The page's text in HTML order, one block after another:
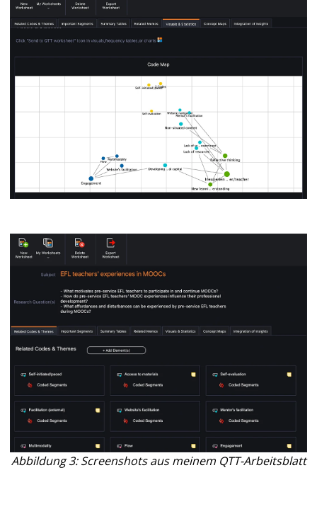
Abbildung 3: Screenshots aus meinem QTT-Arbeitsblatt